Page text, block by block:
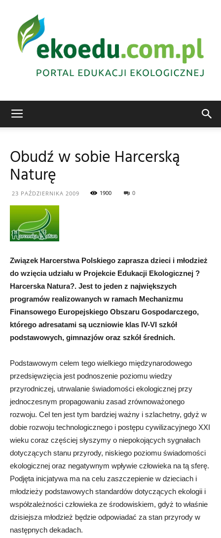
Obudź w sobie Harcerską
Naturę
23 PAŹDZIERNIKA 2009 1900 0
Związek Harcerstwa Polskiego zaprasza dzieci i młodzież
do wzięcia udziału w Projekcie Edukacji Ekologicznej ?
Harcerska Natura?. Jest to jeden z największych
programów realizowanych w ramach Mechanizmu
Finansowego Europejskiego Obszaru Gospodarczego,
którego adresatami są uczniowie klas IV-VI szkół
podstawowych, gimnazjów oraz szkół średnich.
Podstawowym celem tego wielkiego międzynarodowego
przedsięwzięcia jest podnoszenie poziomu wiedzy
przyrodniczej, utrwalanie świadomości ekologicznej przy
jednoczesnym propagowaniu zasad zrównoważonego
rozwoju. Cel ten jest tym bardziej ważny i szlachetny, gdyż w
dobie rozwoju technologicznego i postępu cywilizacyjnego XXI
wieku coraz częściej słyszymy o niepokojących sygnałach
dotyczących stanu przyrody, niskiego poziomu świadomości
ekologicznej oraz negatywnym wpływie człowieka na tą sferę.
Podjęta inicjatywa ma na celu zaszczepienie w dzieciach i
młodzieży podstawowych standardów dotyczących ekologii i
współzależności człowieka ze środowiskiem, gdyż to właśnie
dzisiejsza młodzież będzie odpowiadać za stan przyrody w
następnych dekadach.